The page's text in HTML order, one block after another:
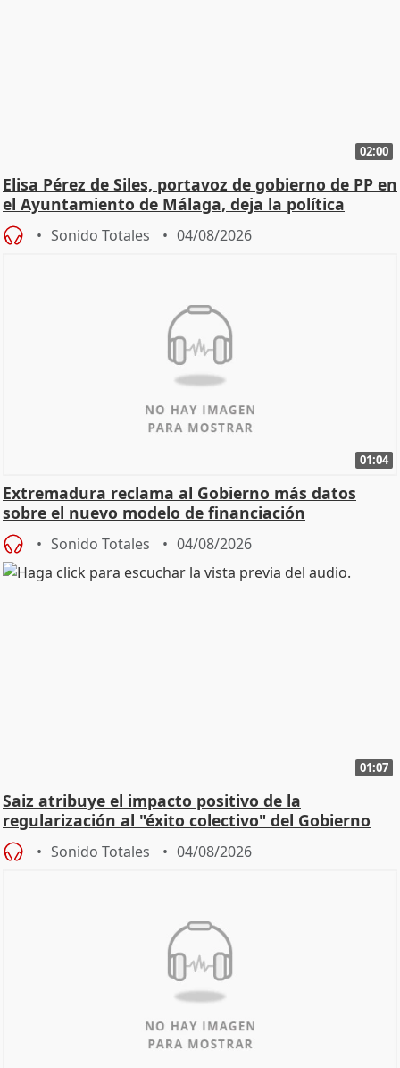
02:00
Elisa Pérez de Siles, portavoz de gobierno de PP en
el Ayuntamiento de Málaga, deja la política
Sonido Totales 04/08/2026
01:04
Extremadura reclama al Gobierno más datos
sobre el nuevo modelo de financiación
Sonido Totales 04/08/2026
01:07
Saiz atribuye el impacto positivo de la
regularización al "éxito colectivo" del Gobierno
Sonido Totales 04/08/2026